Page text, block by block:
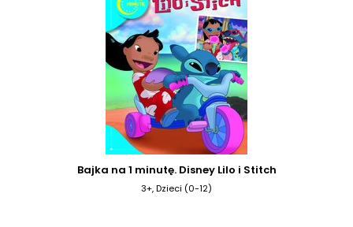
Bajka na 1 minutę. Disney Lilo i Stitch
3+, Dzieci (0-12)